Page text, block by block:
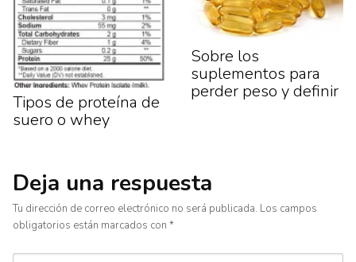
Tipos de proteína de
suero o whey
Sobre los
suplementos para
perder peso y definir
Deja una respuesta
Tu dirección de correo electrónico no será publicada. Los campos
obligatorios están marcados con *